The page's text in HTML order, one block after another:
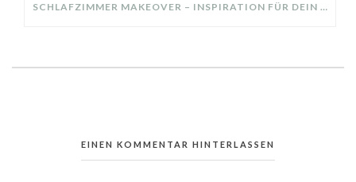
SCHLAFZIMMER MAKEOVER – INSPIRATION FÜR DEIN SCHLAFZIMMER: AUS ALT MACH NEU – HELL, GEMÜTLICH UND EINLADEND
EINEN KOMMENTAR HINTERLASSEN